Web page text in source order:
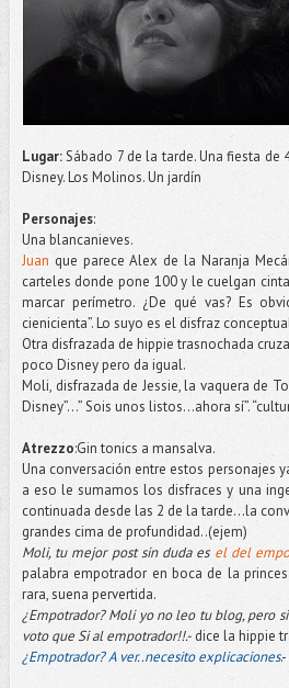
Lugar:Sábado 7 de la tarde. Una fiesta
Disney. Los Molinos. Un jardín
Personajes:
Una blancanieves.
Juan que parece Alex de la Naranja
carteles donde pone 100 y le cuelgan
marcar perímetro. ¿De qué vas? Es
cienicienta”. Lo suyo es el disfraz
Otra disfrazada de hippie trasnochada
poco Disney pero da igual.
Moli, disfrazada de Jessie, la vaquera de
Disney”…” Sois unos listos...ahora sí”.
Atrezzo:Gin tonics a mansalva.
Una conversación entre estos personajes
a eso le sumamos los disfraces y una
continuada desde las 2 de la tarde…la
grandes cima de profundidad..(ejem)
Moli, tu mejor post sin duda es el del
palabra empotrador en boca de la
rara, suena pervertida.
¿Empotrador? Moli yo no leo tu blog, pero
voto que Si al empotrador!!.-dice la hippie
¿Empotrador? A ver..necesito explicaciones